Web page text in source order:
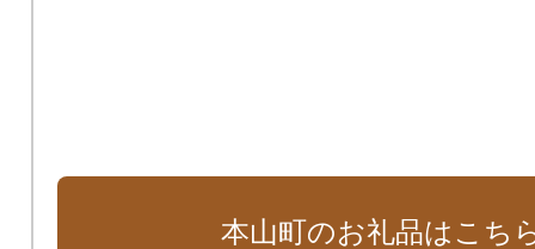
本山町のお礼品はこち